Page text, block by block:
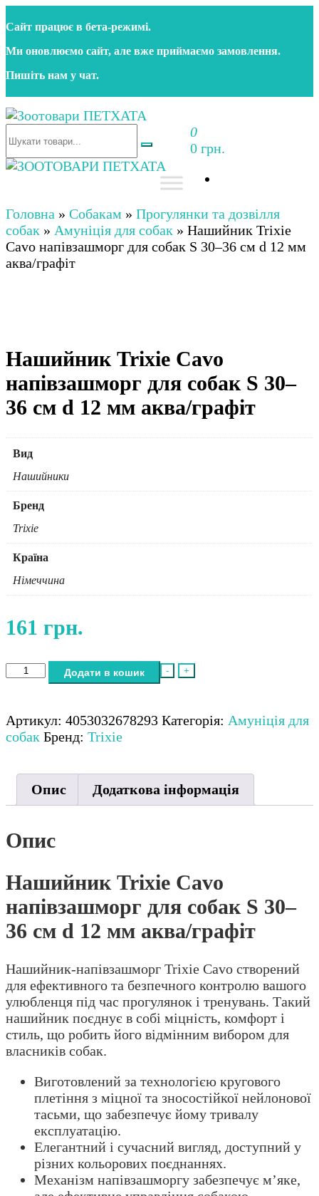
до
контенту
Сайт працює в бета‑режимі.
Ми оновлюємо сайт, але вже приймаємо замовлення.
Пишіть нам у чат.
Зоотовари ПЕТХАТА
Зоомагазин для собак та котів | Корм, іграшки,
аксесуари та догляд за тваринами. Доставка по
0
0 грн.
аксесуари та догляд за тваринами. Доставка по
Україні
Головна » Собакам » Прогулянки та дозвілля
собак » Амуніція для собак » Нашийник Trixie
Cavo напівзашморг для собак S 30–36 см d 12 мм
аква/графіт
Нашийник Trixie Cavo
напівзашморг для собак S 30–
36 см d 12 мм аква/графіт
Вид
Нашийники
Бренд
Trixie
Країна
Німеччина
161 грн.
-
Нашийник
напівзашморг
для
d
12
аква/
графіт
кількість
+
Додати в кошик
Артикул: 4053032678293 Категорія: Амуніція для
собак Бренд: Trixie
Опис Додаткова інформація
Опис
Нашийник Trixie Cavo
напівзашморг для собак S 30–
36 см d 12 мм аква/графіт
Нашийник-напівзашморг Trixie Cavo створений
для ефективного та безпечного контролю вашого
улюбленця під час прогулянок і тренувань. Такий
нашийник поєднує в собі міцність, комфорт і
стиль, що робить його відмінним вибором для
власників собак.
Виготовлений за технологією кругового
плетіння з міцної та зносостійкої нейлонової
тасьми, що забезпечує йому тривалу
експлуатацію.
Елегантний і сучасний вигляд, доступний у
різних кольорових поєднаннях.
Механізм напівзашморгу забезпечує м’яке,